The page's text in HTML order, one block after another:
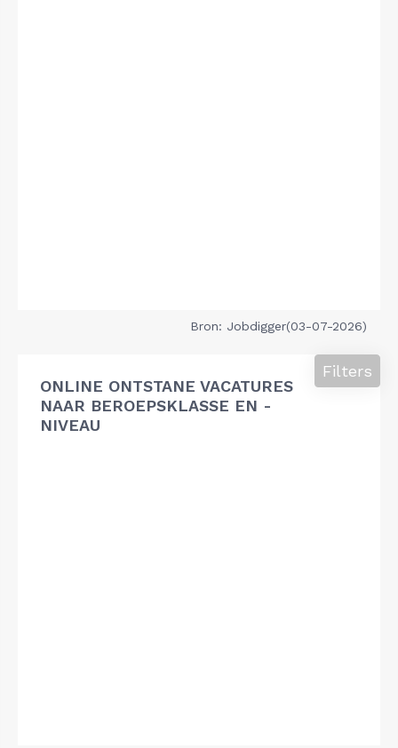
Bron: Jobdigger(03-07-2026)
ONLINE ONTSTANE VACATURES
NAAR BEROEPSKLASSE EN -
NIVEAU
Filters